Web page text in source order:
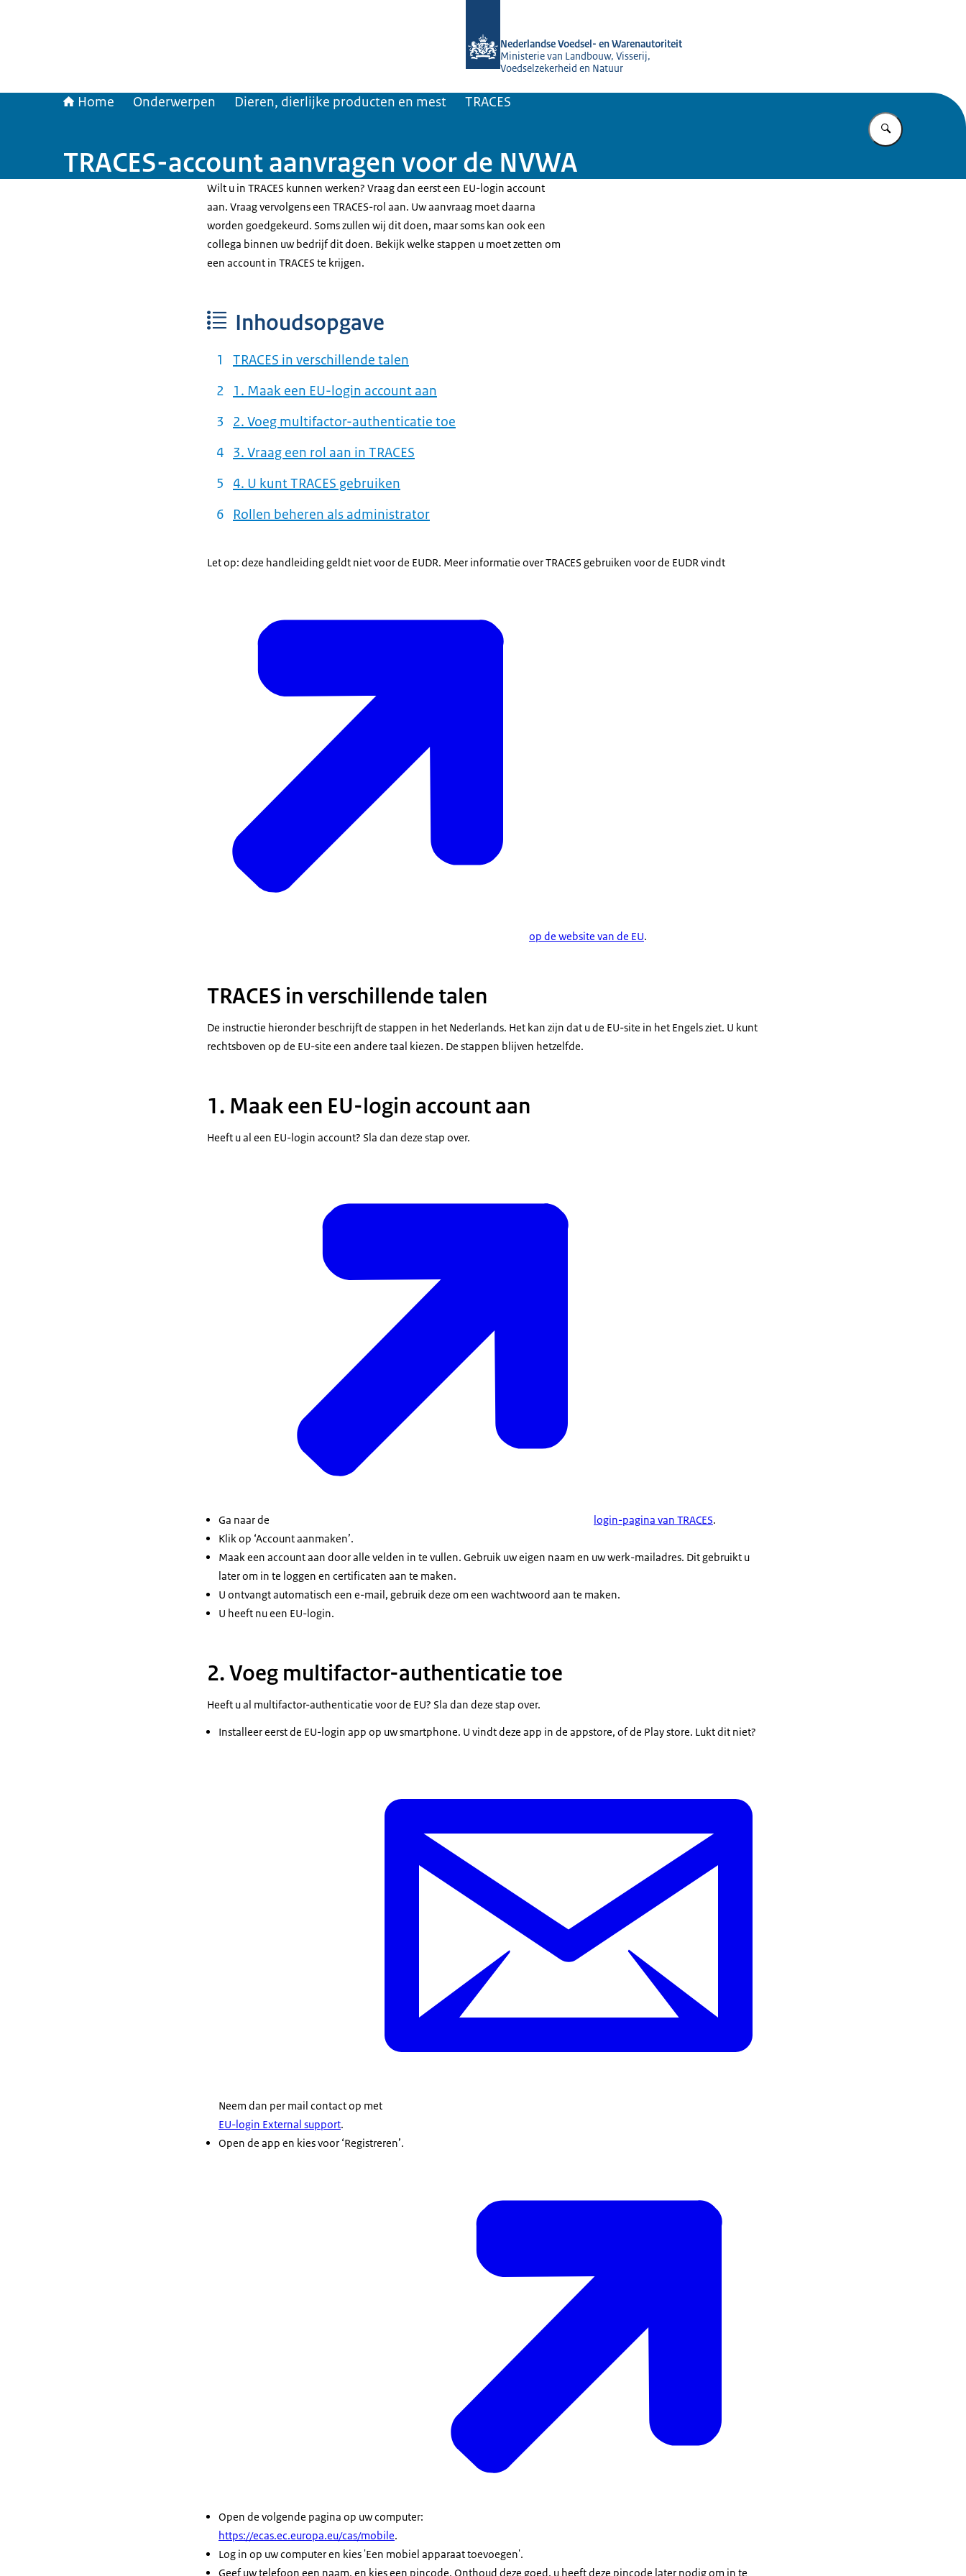
Nederlandse Voedsel- en Warenautoriteit
Ministerie van Landbouw, Visserij,
Voedselzekerheid en Natuur
Home Onderwerpen Dieren, dierlijke producten en mest TRACES
Vul in wat u
TRACES-account aanvragen voor de NVWA
Wilt u in TRACES kunnen werken? Vraag dan eerst een EU-login account
aan. Vraag vervolgens een TRACES-rol aan. Uw aanvraag moet daarna
worden goedgekeurd. Soms zullen wij dit doen, maar soms kan ook een
collega binnen uw bedrijf dit doen. Bekijk welke stappen u moet zetten om
een account in TRACES te krijgen.
Inhoudsopgave
TRACES in verschillende talen
1. Maak een EU-login account aan
2. Voeg multifactor-authenticatie toe
3. Vraag een rol aan in TRACES
4. U kunt TRACES gebruiken
Rollen beheren als administrator
Let op: deze handleiding geldt niet voor de EUDR. Meer informatie over TRACES gebruiken voor de EUDR vindt
op de website van de EU.
TRACES in verschillende talen
De instructie hieronder beschrijft de stappen in het Nederlands. Het kan zijn dat u de EU-site in het Engels ziet. U kunt
rechtsboven op de EU-site een andere taal kiezen. De stappen blijven hetzelfde.
1. Maak een EU-login account aan
Heeft u al een EU-login account? Sla dan deze stap over.
Ga naar de login-pagina van TRACES.
Klik op ‘Account aanmaken’.
Maak een account aan door alle velden in te vullen. Gebruik uw eigen naam en uw werk-mailadres. Dit gebruikt u
later om in te loggen en certificaten aan te maken.
U ontvangt automatisch een e-mail, gebruik deze om een wachtwoord aan te maken.
U heeft nu een EU-login.
2. Voeg multifactor-authenticatie toe
Heeft u al multifactor-authenticatie voor de EU? Sla dan deze stap over.
Installeer eerst de EU-login app op uw smartphone. U vindt deze app in de appstore, of de Play store. Lukt dit niet?
Neem dan per mail contact op met
EU-login External support.
Open de app en kies voor ‘Registreren’.
Open de volgende pagina op uw computer:
https://ecas.ec.europa.eu/cas/mobile.
Log in op uw computer en kies 'Een mobiel apparaat toevoegen'.
Geef uw telefoon een naam, en kies een pincode. Onthoud deze goed, u heeft deze pincode later nodig om in te